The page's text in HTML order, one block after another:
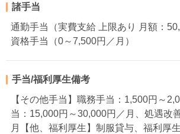
諸手当
通勤手当（実費支給 上限あり 月額：
資格手当（0～7,500円／月）
手当/福利厚生備考
【その他手当】職務手当：1,500円～
当：15,000円～30,000円／月、処遇改
月【他、福利厚生】制服貸与、福利厚